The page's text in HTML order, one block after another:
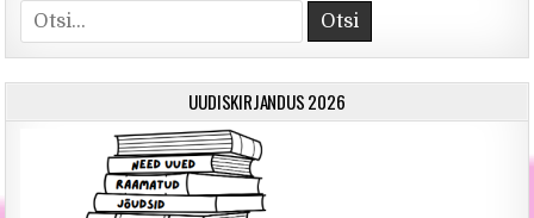
Otsi
UUDISKIRJANDUS 2026